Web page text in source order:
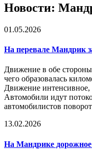
Новости:
01.05.2026
На перевале Мандрик
Движение в обе стороны
чего образовалась
Движение интенсивное,
Автомобили идут
автомобилистов
13.02.2026
На Мандрике